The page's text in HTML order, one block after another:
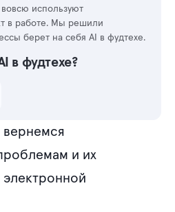
используют
в работе. Мы решили
берет на себя AI в фудтехе.
в фудтехе?
вернемся
и их